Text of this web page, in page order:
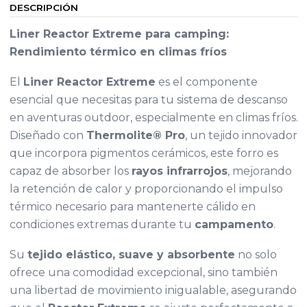
DESCRIPCIÓN
Liner Reactor Extreme para camping:
Rendimiento térmico en climas fríos
El Liner Reactor Extreme es el componente
esencial que necesitas para tu sistema de descanso
en aventuras outdoor, especialmente en climas fríos.
Diseñado con Thermolite® Pro, un tejido innovador
que incorpora pigmentos cerámicos, este forro es
capaz de absorber los rayos infrarrojos, mejorando
la retención de calor y proporcionando el impulso
térmico necesario para mantenerte cálido en
condiciones extremas durante tu campamento.
Su tejido elástico, suave y absorbente no solo
ofrece una comodidad excepcional, sino también
una libertad de movimiento inigualable, asegurando